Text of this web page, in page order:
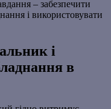
– забезпечити
і використовувати
і
в